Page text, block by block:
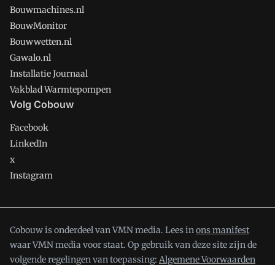
Bouwmachines.nl
BouwMonitor
Bouwwetten.nl
Gawalo.nl
Installatie Journaal
Vakblad Warmtepompen
Volg Cobouw
Facebook
LinkedIn
x
Instagram
Cobouw is onderdeel van VMN media. Lees inons manifest
waar VMN media voor staat. Op gebruik van deze site zijn de
volgende regelingen van toepassing: Algemene Voorwaarden